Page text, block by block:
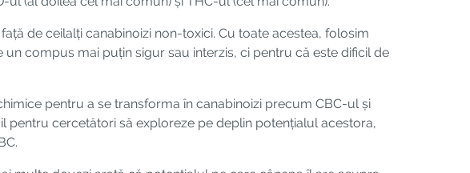
de ceilalți canabinoizi non-toxici. Cu toate acestea, folosim
compus mai puțin sigur sau interzis, ci pentru că este dificil de
pentru a se transforma în canabinoizi precum CBC-ul și
pentru cercetători să exploreze pe deplin potențialul acestora,